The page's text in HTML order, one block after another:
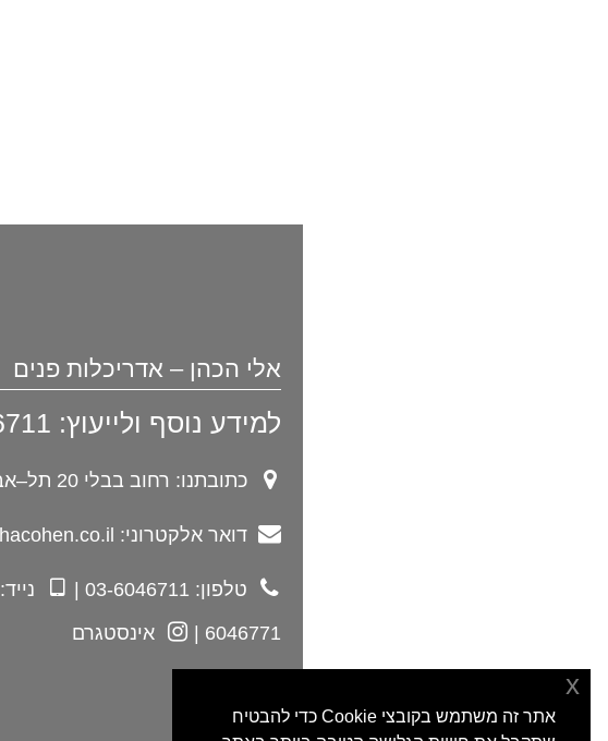
אלי הכהן – אדריכלות פנים
למידע נוסף ולייעוץ: 03-6046711
כתובתנו: רחוב בבלי 20 תל–אביב 62331
דואר אלקטרוני: eli@eli-hacohen.co.il
טלפון: 03-6046711 | נייד: 050-5696786 |
6046771 |
אינסטגרם
אתר זה משתמש בקובצי Cookie כדי להבטיח
x